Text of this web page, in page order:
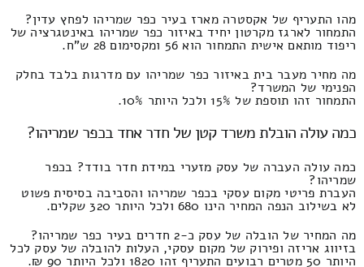
מהו התעריף של אקסטרה מארז בעיר כפר שמריהו לפחץ עדין?
התמחור לארגז מקרטון יחיד באיזור כפר שמריהו באינטגרציה של
ריפוד מותאם אישית התמחור הוא 56 ומקסימום 28 ש"ח.
מה מחיר מעבר בית באיזור כפר שמריהו עם מדרגות בלבד בחלק
הפנימי של המשרד?
התמחור זהו תוספת של 15% ולכל היותר 10%.
כמה עולה הובלת משרד קטן של חדר אחד בכפר שמריהו?
כמה עולה העברה של עסק מזערי במידת חדר בודד? בכפר
שמריהו?
העברת פריטי מקום עסקי בכפר שמריהו והסביבה בסיסית פשוט
לא בשילוב הנפה המחיר הינו 680 ולכל היותר 320 שקלים.
מה המחיר של הובלה של עסק כ-2 חדרים בעיר כפר שמריהו?
בזיווג אריזה ופירוק של מקום עסקי, העלות להובלה של עסק לכל
היותר 50 מטרים רבועים התעריף זהו 1820 ולכל היותר 90 ₪.